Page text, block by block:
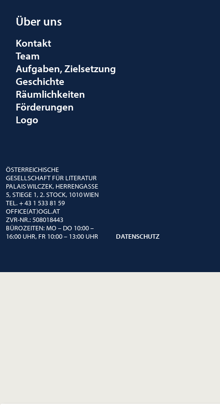
Über uns
Kontakt
Team
Aufgaben, Zielsetzung
Geschichte
Räumlichkeiten
Förderungen
Logo
ÖSTERREICHISCHE
GESELLSCHAFT FÜR LITERATUR
PALAIS WILCZEK, HERRENGASSE
5, STIEGE 1, 2. STOCK, 1010 WIEN
TEL. + 43 1 533 81 59
OFFICE(AT)OGL.AT
ZVR-NR.: 508018443
BÜROZEITEN: MO – DO 10:00 –
16:00 UHR, FR 10:00 – 13:00 UHR
DATENSCHUTZ